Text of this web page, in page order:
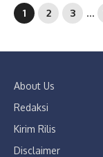
1 2 3 …
About Us
Redaksi
Kirim Rilis
Disclaimer